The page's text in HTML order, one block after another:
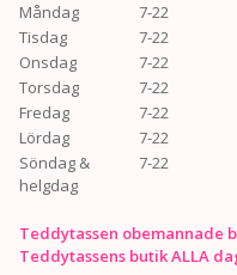
Måndag
7-22
Tisdag
7-22
Onsdag
7-22
Torsdag
7-22
Fredag
7-22
Lördag
7-22
Söndag &
helgdag
7-22
Teddytassen obemannade
Teddytassens butik ALLA